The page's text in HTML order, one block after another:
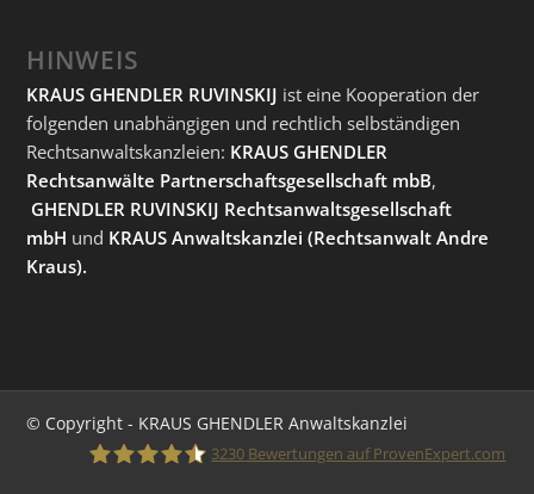
HINWEIS
KRAUS GHENDLER RUVINSKIJ ist eine Kooperation der
folgenden unabhängigen und rechtlich selbständigen
Rechtsanwaltskanzleien: KRAUS GHENDLER
Rechtsanwälte Partnerschaftsgesellschaft mbB,
GHENDLER RUVINSKIJ Rechtsanwaltsgesellschaft
mbH und KRAUS Anwaltskanzlei (Rechtsanwalt Andre
Kraus).
© Copyright - KRAUS GHENDLER Anwaltskanzlei
3230 Bewertungen auf ProvenExpert.com